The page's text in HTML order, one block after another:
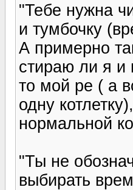
"Тебе нужна
и тумбочку
А примерно
стираю ли я и
то мой ре ( а
одну
нормальной
"Ты не
выбирать